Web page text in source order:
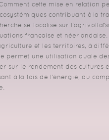
cette mise en relation
contribuant à la
se focalise sur
française et néerlandaise.
et les territoires, à
permet une utilisation duale
sur le rendement des cultures
à la fois de l'énergie, du